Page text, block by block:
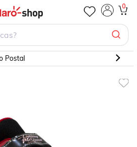
0
Postal
Mcqueen 4332 para Niño